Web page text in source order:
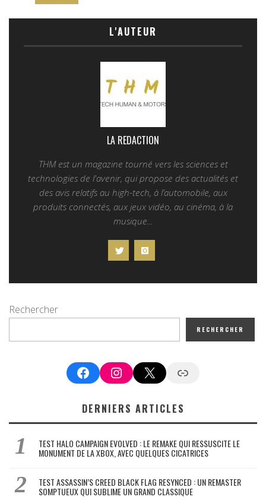
L'AUTEUR
LA REDACTION
THM est un magazine tourné vers les sciences et
technologies de l'avenir, qui propose des actualités et
des avis relatifs au high-tech, à l’automobile, aux
produits connectés, aux jeux vidéo, au cinéma, à la
musique...
Rechercher
RECHERCHER
FacebookInstagram
X Google News
DERNIERS ARTICLES
TEST HALO CAMPAIGN EVOLVED : LE REMAKE QUI RESSUSCITE LE
MONUMENT DE LA XBOX, AVEC QUELQUES CICATRICES
TEST ASSASSIN’S CREED BLACK FLAG RESYNCED : UN REMASTER
SOMPTUEUX QUI SUBLIME UN GRAND CLASSIQUE